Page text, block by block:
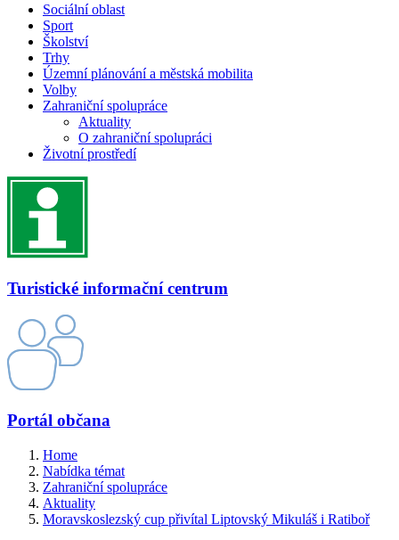
Sociální oblast
Sport
Školství
Trhy
Územní plánování a městská mobilita
Volby
Zahraniční spolupráce
Aktuality
O zahraniční spolupráci
Životní prostředí
Turistické informační centrum
Portál občana
Home
Nabídka témat
Zahraniční spolupráce
Aktuality
Moravskoslezský cup přivítal Liptovský Mikuláš i Ratiboř